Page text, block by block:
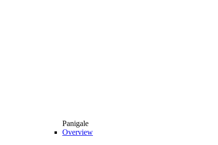
Panigale
Overview